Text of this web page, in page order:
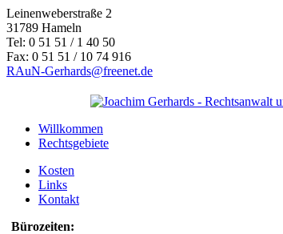
Leinenweberstraße 2
31789 Hameln
Tel: 0 51 51 / 1 40 50
Fax: 0 51 51 / 10 74 916
RAuN-Gerhards@freenet.de
Willkommen
Rechtsgebiete
Kosten
Links
Kontakt
Bürozeiten: